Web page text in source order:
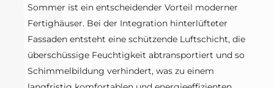
Sommer ist ein entscheidender Vorteil moderner
Fertighäuser. Bei der Integration hinterlüfteter
Fassaden entsteht eine schützende Luftschicht, die
überschüssige Feuchtigkeit abtransportiert und so
Schimmelbildung verhindert, was zu einem